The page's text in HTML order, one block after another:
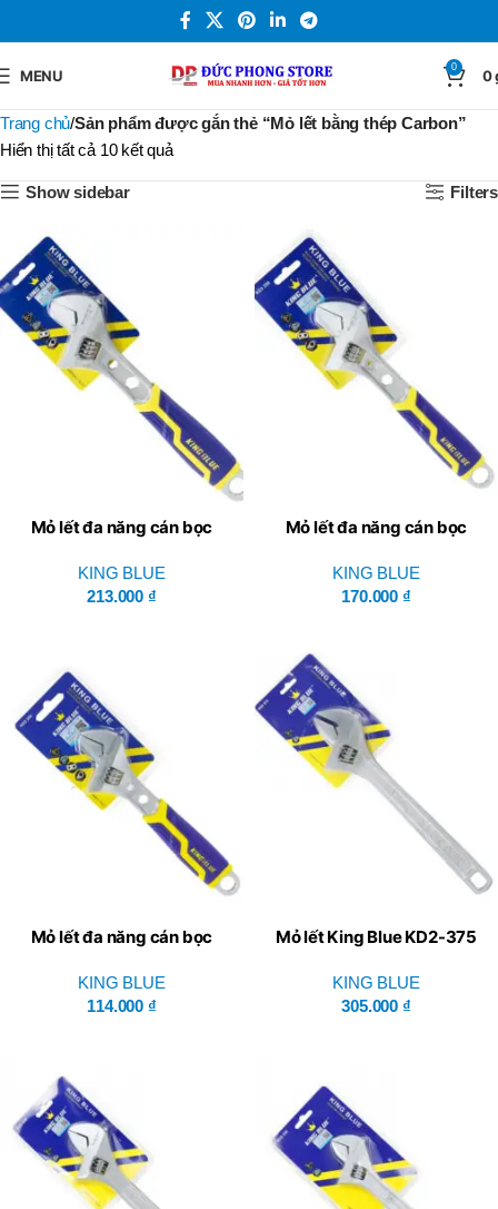
MENU 0 0
Trang chủ Sản phẩm được gắn thẻ “Mỏ lết bằng thép Carbon”
Hiển thị tất cả 10 kết quả
Show sidebar Filters
Mỏ lết đa năng cán bọc
KING BLUE
213.000 ₫
Mỏ lết đa năng cán bọc
KING BLUE
170.000 ₫
Mỏ lết đa năng cán bọc
KING BLUE
114.000 ₫
Mỏ lết King Blue KD2-375
KING BLUE
305.000 ₫